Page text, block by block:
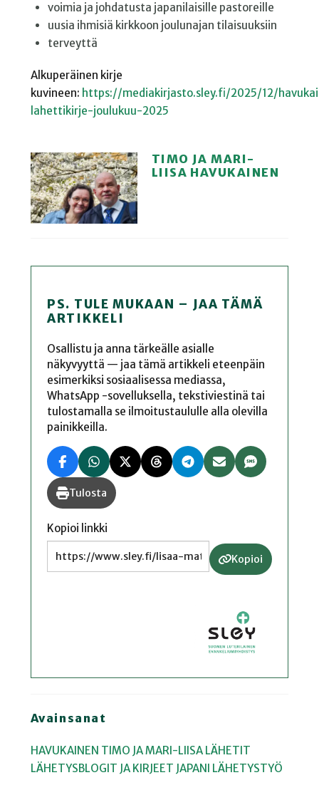
voimia ja johdatusta japanilaisille pastoreille
uusia ihmisiä kirkkoon joulunajan tilaisuuksiin
terveyttä
Alkuperäinen kirje
kuvineen: https://mediakirjasto.sley.fi/2025/12/
lahettikirje-joulukuu-2025
TIMO JA MARI-
LIISA HAVUKAINEN
PS. TULE MUKAAN – JAA TÄMÄ
ARTIKKELI
Osallistu ja anna tärkeälle asialle
näkyvyyttä — jaa tämä artikkeli eteenpäin
esimerkiksi sosiaalisessa mediassa,
WhatsApp -sovelluksella, tekstiviestinä tai
tulostamalla se ilmoitustaululle alla olevilla
painikkeilla.
Tulosta
Kopioi linkki
Kopioi
Avainsanat
HAVUKAINEN TIMO JA MARI-LIISA LÄHETIT
LÄHETYSBLOGIT JA KIRJEET JAPANI LÄHETYSTYÖ